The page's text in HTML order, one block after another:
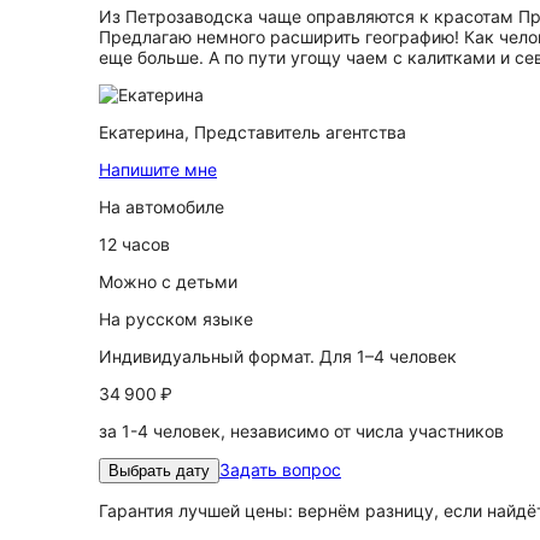
Из Петрозаводска чаще оправляются к красотам
Предлагаю немного расширить географию! Как
еще больше. А по пути угощу чаем с калитками и
Екатерина, Представитель агентства
Напишите мне
На автомобиле
12 часов
Можно с детьми
На русском языке
Индивидуальный формат. Для 1–4 человек
34 900 ₽
за 1-4 человек, независимо от числа участников
Выбрать дату Задать вопрос
Гарантия лучшей цены: вернём разницу, если